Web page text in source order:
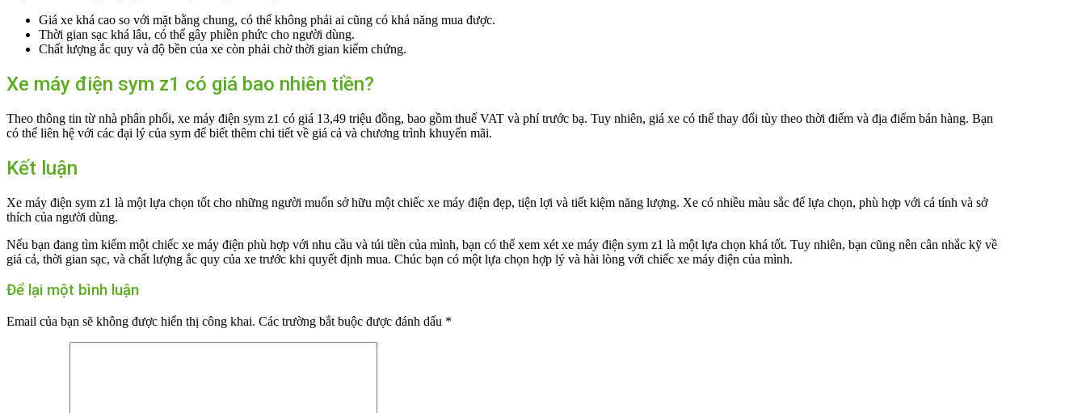
Giá xe khá cao so với mặt bằng chung, có thể không phải ai cũng có khả năng mua được.
Thời gian sạc khá lâu, có thể gây phiền phức cho người dùng.
Chất lượng ắc quy và độ bền của xe còn phải chờ thời gian kiểm chứng.
Xe máy điện sym z1 có giá bao nhiên tiền?
Theo thông tin từ nhà phân phối, xe máy điện sym z1 có giá 13,49 triệu đồng, bao gồm thuế VAT và phí trước bạ. Tuy nhiên, giá xe có thể thay đổi tùy theo thời điểm và địa điểm bán hàng. Bạn
có thể liên hệ với các đại lý của sym để biết thêm chi tiết về giá cả và chương trình khuyến mãi.
Kết luận
Xe máy điện sym z1 là một lựa chọn tốt cho những người muốn sở hữu một chiếc xe máy điện đẹp, tiện lợi và tiết kiệm năng lượng. Xe có nhiều màu sắc để lựa chọn, phù hợp với cá tính và sở
thích của người dùng.
Nếu bạn đang tìm kiếm một chiếc xe máy điện phù hợp với nhu cầu và túi tiền của mình, bạn có thể xem xét xe máy điện sym z1 là một lựa chọn khá tốt. Tuy nhiên, bạn cũng nên cân nhắc kỹ về
giá cả, thời gian sạc, và chất lượng ắc quy của xe trước khi quyết định mua. Chúc bạn có một lựa chọn hợp lý và hài lòng với chiếc xe máy điện của mình.
Để lại một bình luận
Email của bạn sẽ không được hiển thị công khai. Các trường bắt buộc được đánh dấu *